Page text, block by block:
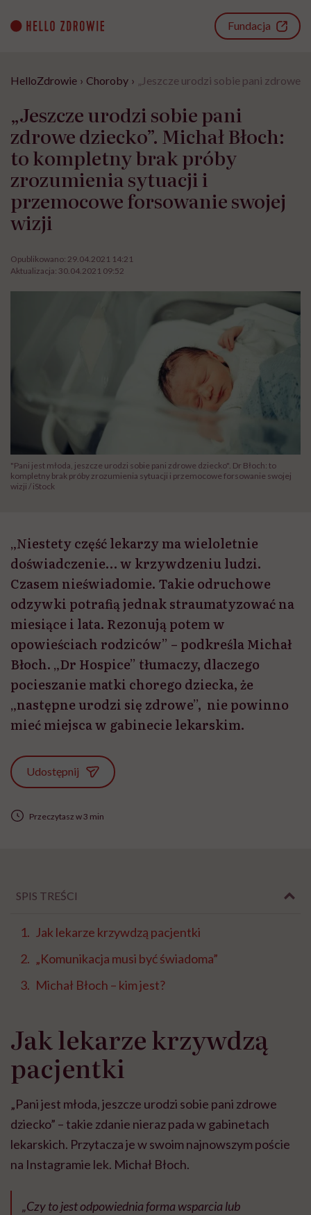
content
Fundacja
HelloZdrowie › Choroby › „Jeszcze urodzi sobie pani zdrowe
„Jeszcze urodzi sobie pani
zdrowe dziecko”. Michał Błoch:
to kompletny brak próby
zrozumienia sytuacji i
przemocowe forsowanie swojej
wizji
Opublikowano: 29.04.2021 14:21
Aktualizacja: 30.04.2021 09:52
"Pani jest młoda, jeszcze urodzi sobie pani zdrowe dziecko". Dr Błoch: to
kompletny brak próby zrozumienia sytuacji i przemocowe forsowanie swojej
wizji / iStock
„Niestety część lekarzy ma wieloletnie
doświadczenie… w krzywdzeniu ludzi.
Czasem nieświadomie. Takie odruchowe
odzywki potrafią jednak straumatyzować na
miesiące i lata. Rezonują potem w
opowieściach rodziców” – podkreśla Michał
Błoch. „Dr Hospice” tłumaczy, dlaczego
pocieszanie matki chorego dziecka, że
„następne urodzi się zdrowe”, nie powinno
mieć miejsca w gabinecie lekarskim.
Udostępnij
Przeczytasz w 3 min
SPIS TREŚCI
Jak lekarze krzywdzą pacjentki
„Komunikacja musi być świadoma”
Michał Błoch – kim jest?
Jak lekarze krzywdzą
pacjentki
„Pani jest młoda, jeszcze urodzi sobie pani zdrowe
dziecko” – takie zdanie nieraz pada w gabinetach
lekarskich. Przytacza je w swoim najnowszym poście
na Instagramie lek. Michał Błoch.
„Czy to jest odpowiednia forma wsparcia lub